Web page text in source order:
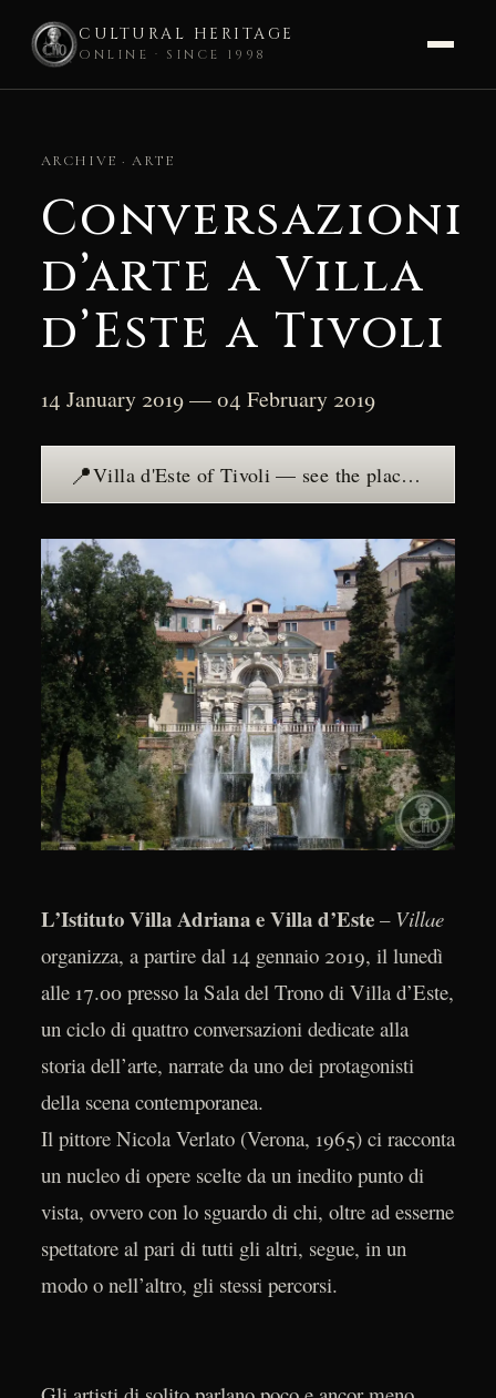
CULTURAL HERITAGE
ONLINE · SINCE 1998
contentARCHIVE · ARTE
Conversazioni
d’arte a Villa
d’Este a Tivoli
14 January 2019 — 04 February 2019
📍 Villa d'Este of Tivoli — see the place →
L’Istituto Villa Adriana e Villa d’Este – Villae
organizza, a partire dal 14 gennaio 2019, il lunedì
alle 17.00 presso la Sala del Trono di Villa d’Este,
un ciclo di quattro conversazioni dedicate alla
storia dell’arte, narrate da uno dei protagonisti
della scena contemporanea.
Il pittore Nicola Verlato (Verona, 1965) ci racconta
un nucleo di opere scelte da un inedito punto di
vista, ovvero con lo sguardo di chi, oltre ad esserne
spettatore al pari di tutti gli altri, segue, in un
modo o nell’altro, gli stessi percorsi.